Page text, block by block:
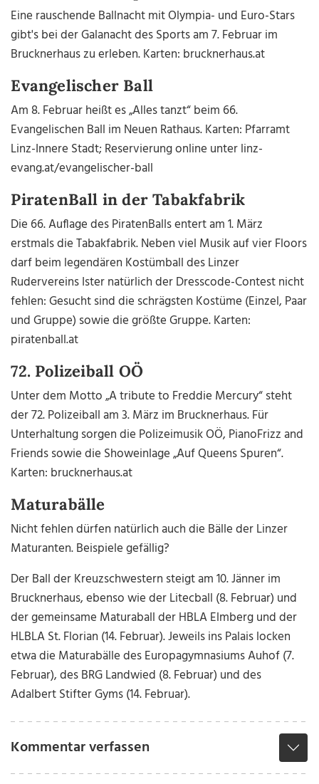
Eine rauschende Ballnacht mit Olympia- und Euro-Stars
gibt's bei der Galanacht des Sports am 7. Februar im
Brucknerhaus zu erleben. Karten: brucknerhaus.at
Evangelischer Ball
Am 8. Februar heißt es „Alles tanzt“ beim 66.
Evangelischen Ball im Neuen Rathaus. Karten: Pfarramt
Linz-Innere Stadt; Reservierung online unter linz-
evang.at/evangelischer-ball
PiratenBall in der Tabakfabrik
Die 66. Auflage des PiratenBalls entert am 1. März
erstmals die Tabakfabrik. Neben viel Musik auf vier Floors
darf beim legendären Kostümball des Linzer
Rudervereins Ister natürlich der Dresscode-Contest nicht
fehlen: Gesucht sind die schrägsten Kostüme (Einzel, Paar
und Gruppe) sowie die größte Gruppe. Karten:
piratenball.at
72. Polizeiball OÖ
Unter dem Motto „A tribute to Freddie Mercury“ steht
der 72. Polizeiball am 3. März im Brucknerhaus. Für
Unterhaltung sorgen die Polizeimusik OÖ, PianoFrizz and
Friends sowie die Showeinlage „Auf Queens Spuren“.
Karten: brucknerhaus.at
Maturabälle
Nicht fehlen dürfen natürlich auch die Bälle der Linzer
Maturanten. Beispiele gefällig?
Der Ball der Kreuzschwestern steigt am 10. Jänner im
Brucknerhaus, ebenso wie der Litecball (8. Februar) und
der gemeinsame Maturaball der HBLA Elmberg und der
HLBLA St. Florian (14. Februar). Jeweils ins Palais locken
etwa die Maturabälle des Europagymnasiums Auhof (7.
Februar), des BRG Landwied (8. Februar) und des
Adalbert Stifter Gyms (14. Februar).
Kommentar verfassen